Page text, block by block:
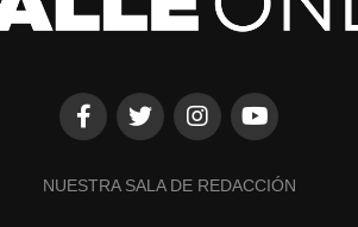
NUESTRA SALA DE REDACCIÓN